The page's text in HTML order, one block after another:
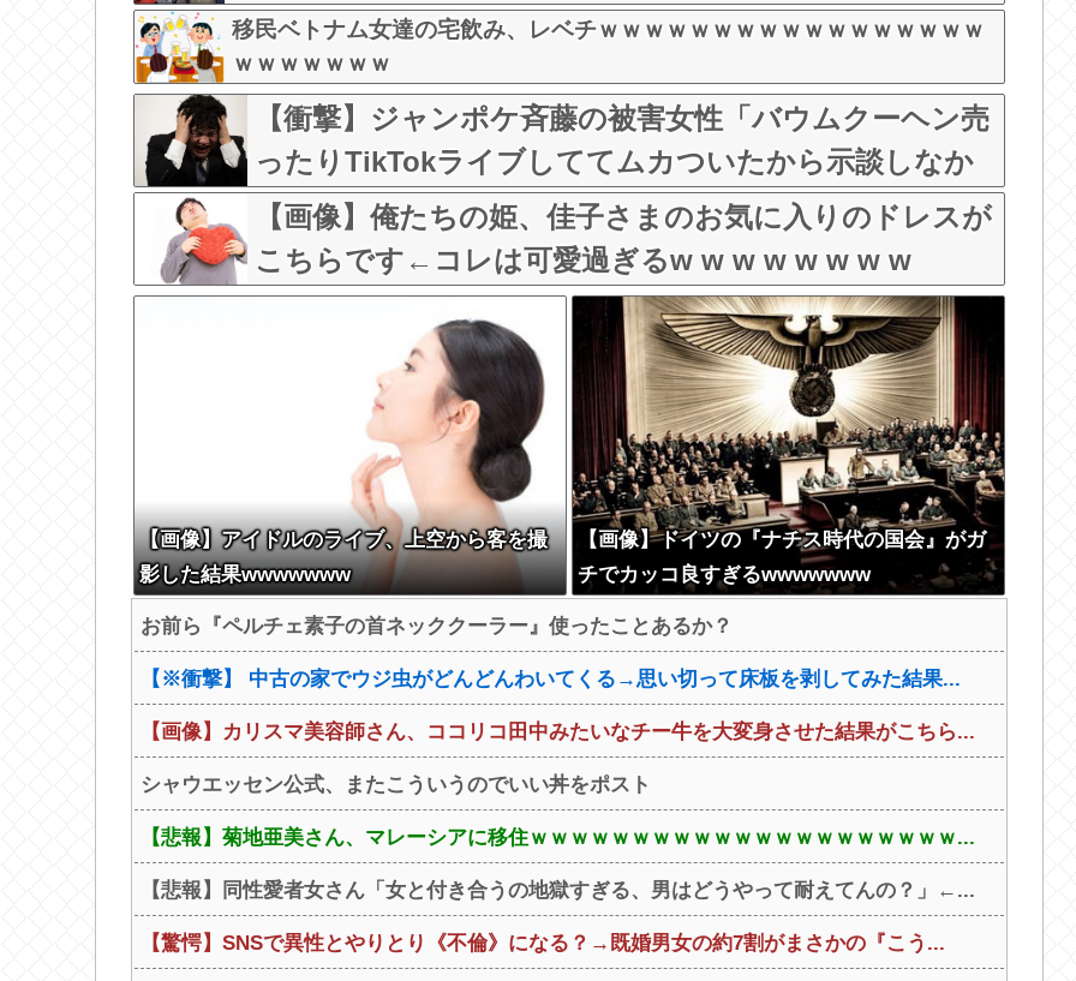
移民ベトナム女達の宅飲み、レベチｗｗｗｗｗｗｗｗｗｗｗｗｗｗｗｗｗ
ｗｗｗｗｗｗｗ
【衝撃】ジャンポケ斉藤の被害女性「バウムクーヘン売
ったりTikTokライブしててムカついたから示談しなか
った」←コレってさ…
【画像】俺たちの姫、佳子さまのお気に入りのドレスが
こちらです←コレは可愛過ぎるw w w w w w w w
【画像】アイドルのライブ、上空から客を撮
影した結果wwwwwww
【画像】ドイツの『ナチス時代の国会』がガ
チでカッコ良すぎるwwwwwww
お前ら『ペルチェ素子の首ネッククーラー』使ったことあるか？
【※衝撃】 中古の家でウジ虫がどんどんわいてくる→思い切って床板を剥してみた結果...
【画像】カリスマ美容師さん、ココリコ田中みたいなチー牛を大変身させた結果がこちら...
シャウエッセン公式、またこういうのでいい丼をポスト
【悲報】菊地亜美さん、マレーシアに移住ｗｗｗｗｗｗｗｗｗｗｗｗｗｗｗｗｗｗｗｗｗ...
【悲報】同性愛者女さん「女と付き合うの地獄すぎる、男はどうやって耐えてんの？」←...
【驚愕】SNSで異性とやりとり《不倫》になる？→既婚男女の約7割がまさかの『こう...